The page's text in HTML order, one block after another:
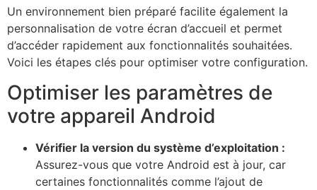
Un environnement bien préparé facilite également la
personnalisation de votre écran d’accueil et permet
d’accéder rapidement aux fonctionnalités souhaitées.
Voici les étapes clés pour optimiser votre configuration.
Optimiser les paramètres de
votre appareil Android
Vérifier la version du système d’exploitation :
Assurez-vous que votre Android est à jour, car
certaines fonctionnalités comme l’ajout de